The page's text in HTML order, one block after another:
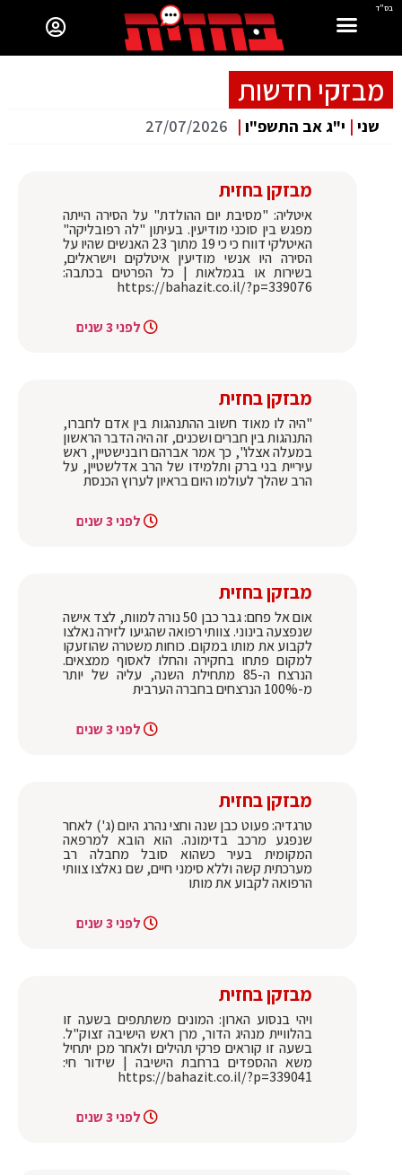
בס"ד
מבזקי חדשות
שני | י"ג אב התשפ"ו |
27/07/2026
מבזקן בחזית
איטליה: "מסיבת יום ההולדת" על הסירה הייתה
מפגש בין סוכני מודיעין. בעיתון "לה רפובליקה"
האיטלקי דווח כי כי 19 מתוך 23 האנשים שהיו על
הסירה היו אנשי מודיעין איטלקים וישראלים,
בשירות או בגמלאות | כל הפרטים בכתבה:
https://bahazit.co.il/?p=339076
לפני 3 שנים
מבזקן בחזית
"היה לו מאוד חשוב ההתנהגות בין אדם לחברו,
התנהגות בין חברים ושכנים, זה היה הדבר הראשון
במעלה אצלו", כך אמר אברהם רובנישטיין, ראש
עיריית בני ברק ותלמידו של הרב אדלשטיין, על
הרב שהלך לעולמו היום בראיון לערוץ הכנסת
לפני 3 שנים
מבזקן בחזית
אום אל פחם: גבר כבן 50 נורה למוות, לצד אישה
שנפצעה בינוני. צוותי רפואה שהגיעו לזירה נאלצו
לקבוע את מותו במקום. כוחות משטרה שהוזעקו
למקום פתחו בחקירה והחלו לאסוף ממצאים.
הנרצח ה-85 מתחילת השנה, עליה של יותר
מ-100% הנרצחים בחברה הערבית
לפני 3 שנים
מבזקן בחזית
טרגדיה: פעוט כבן שנה וחצי נהרג היום (ג') לאחר
שנפגע מרכב בדימונה. הוא הובא למרפאה
המקומית בעיר כשהוא סובל מחבלה רב
מערכתית קשה וללא סימני חיים, שם נאלצו צוותי
הרפואה לקבוע את מותו
לפני 3 שנים
מבזקן בחזית
ויהי בנסוע הארון: המונים משתתפים בשעה זו
בהלוויית מנהיג הדור, מרן ראש הישיבה זצוק"ל.
בשעה זו קוראים פרקי תהילים ולאחר מכן יתחיל
משא ההספדים ברחבת הישיבה | שידור חי:
https://bahazit.co.il/?p=339041
לפני 3 שנים